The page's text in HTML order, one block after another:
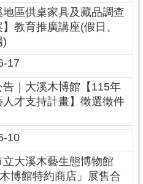
地區供桌家具及藏品調查
教育推廣講座(假日、
)
17
告｜大溪木博館【115年
人才支持計畫】徵選徵件
10
立大溪木藝生態博物館
木博館特約商店」展售合